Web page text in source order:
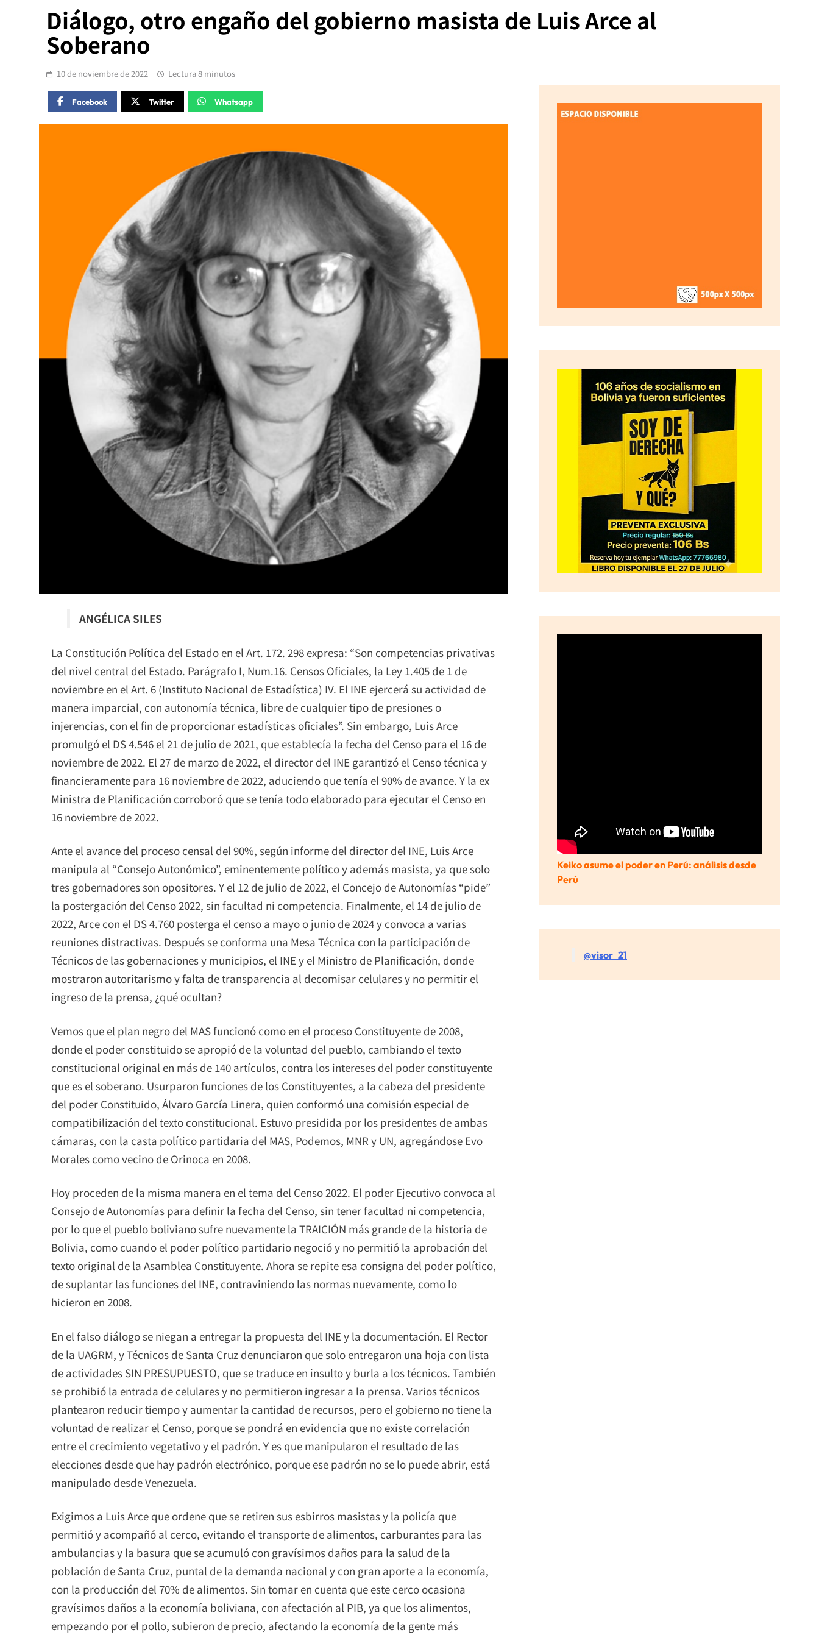
Diálogo, otro engaño del gobierno masista de Luis Arce al
Soberano
10 de noviembre de 2022 Lectura 8 minutos
Facebook Twitter Whatsapp
ANGÉLICA SILES
La Constitución Política del Estado en el Art. 172. 298 expresa: “Son competencias privativas
del nivel central del Estado. Parágrafo I, Num.16. Censos Oficiales, la Ley 1.405 de 1 de
noviembre en el Art. 6 (Instituto Nacional de Estadística) IV. El INE ejercerá su actividad de
manera imparcial, con autonomía técnica, libre de cualquier tipo de presiones o
injerencias, con el fin de proporcionar estadísticas oficiales”. Sin embargo, Luis Arce
promulgó el DS 4.546 el 21 de julio de 2021, que establecía la fecha del Censo para el 16 de
noviembre de 2022. El 27 de marzo de 2022, el director del INE garantizó el Censo técnica y
financieramente para 16 noviembre de 2022, aduciendo que tenía el 90% de avance. Y la ex
Ministra de Planificación corroboró que se tenía todo elaborado para ejecutar el Censo en
16 noviembre de 2022.
Ante el avance del proceso censal del 90%, según informe del director del INE, Luis Arce
manipula al “Consejo Autonómico”, eminentemente político y además masista, ya que solo
tres gobernadores son opositores. Y el 12 de julio de 2022, el Concejo de Autonomías “pide”
la postergación del Censo 2022, sin facultad ni competencia. Finalmente, el 14 de julio de
2022, Arce con el DS 4.760 posterga el censo a mayo o junio de 2024 y convoca a varias
reuniones distractivas. Después se conforma una Mesa Técnica con la participación de
Técnicos de las gobernaciones y municipios, el INE y el Ministro de Planificación, donde
mostraron autoritarismo y falta de transparencia al decomisar celulares y no permitir el
ingreso de la prensa, ¿qué ocultan?
Vemos que el plan negro del MAS funcionó como en el proceso Constituyente de 2008,
donde el poder constituido se apropió de la voluntad del pueblo, cambiando el texto
constitucional original en más de 140 artículos, contra los intereses del poder constituyente
que es el soberano. Usurparon funciones de los Constituyentes, a la cabeza del presidente
del poder Constituido, Álvaro García Linera, quien conformó una comisión especial de
compatibilización del texto constitucional. Estuvo presidida por los presidentes de ambas
cámaras, con la casta político partidaria del MAS, Podemos, MNR y UN, agregándose Evo
Morales como vecino de Orinoca en 2008.
Hoy proceden de la misma manera en el tema del Censo 2022. El poder Ejecutivo convoca al
Consejo de Autonomías para definir la fecha del Censo, sin tener facultad ni competencia,
por lo que el pueblo boliviano sufre nuevamente la TRAICIÓN más grande de la historia de
Bolivia, como cuando el poder político partidario negoció y no permitió la aprobación del
texto original de la Asamblea Constituyente. Ahora se repite esa consigna del poder político,
de suplantar las funciones del INE, contraviniendo las normas nuevamente, como lo
hicieron en 2008.
En el falso diálogo se niegan a entregar la propuesta del INE y la documentación. El Rector
de la UAGRM, y Técnicos de Santa Cruz denunciaron que solo entregaron una hoja con lista
de actividades SIN PRESUPUESTO, que se traduce en insulto y burla a los técnicos. También
se prohibió la entrada de celulares y no permitieron ingresar a la prensa. Varios técnicos
plantearon reducir tiempo y aumentar la cantidad de recursos, pero el gobierno no tiene la
voluntad de realizar el Censo, porque se pondrá en evidencia que no existe correlación
entre el crecimiento vegetativo y el padrón. Y es que manipularon el resultado de las
elecciones desde que hay padrón electrónico, porque ese padrón no se lo puede abrir, está
manipulado desde Venezuela.
Exigimos a Luis Arce que ordene que se retiren sus esbirros masistas y la policía que
permitió y acompañó al cerco, evitando el transporte de alimentos, carburantes para las
ambulancias y la basura que se acumuló con gravísimos daños para la salud de la
población de Santa Cruz, puntal de la demanda nacional y con gran aporte a la economía,
con la producción del 70% de alimentos. Sin tomar en cuenta que este cerco ocasiona
gravísimos daños a la economía boliviana, con afectación al PIB, ya que los alimentos,
empezando por el pollo, subieron de precio, afectando la economía de la gente más
Keiko asume el poder en Perú: análisis desde
Perú
@visor_21